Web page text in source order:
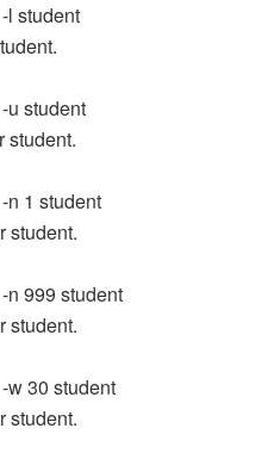
l student
u student
student.
n 1 student
student.
n 999 student
student.
w 30 student
student.